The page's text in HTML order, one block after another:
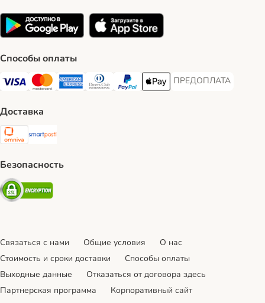
Способы оплаты
Visa Payment Method
Mastercard Payment Method
American Express Payment Method
Diners Club Payment Method
PayPal Payment Method
Apple Pay Payment Method
ПРЕДОПЛАТА
ПРЕДОПЛАТА
Доставка
Omniva Shipping Method
SmartPosti Shipping Method
Безопасность
Security
Связаться с нами Общие условия
О нас
Стоимость и сроки доставки
Cпособы оплаты
Выходные данные
Отказаться от договора здесь
Партнерская программа
Корпоративный сайт